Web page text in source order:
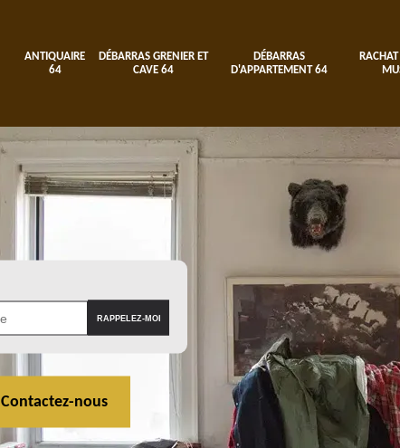
ANTIQUAIRE
64
DÉBARRAS GRENIER ET
CAVE 64
DÉBARRAS
D'APPARTEMENT 64
Contactez-nous